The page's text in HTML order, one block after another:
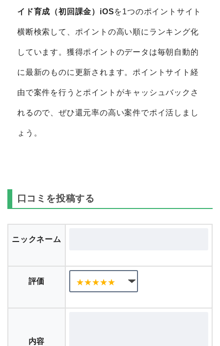
イド育成（初回課金）iOSを1つのポイントサイト
横断検索して、ポイントの高い順にランキング化
しています。獲得ポイントのデータは毎朝自動的
に最新のものに更新されます。ポイントサイト経
由で案件を行うとポイントがキャッシュバックさ
れるので、ぜひ還元率の高い案件でポイ活しまし
ょう。
口コミを投稿する
ニックネーム
評価
内容